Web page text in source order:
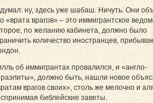
ну, здесь уже шабаш. Ничуть. Они
«врата врагов» – это иммигрантское
по желанию кабинета, должно было
количество иностранцев,
об иммигрантах провалился, и «англо-
должно быть, нашли новое
врагов своих», столь же мелочно и
библейские заветы.